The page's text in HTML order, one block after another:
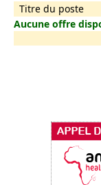
Titre du poste
Aucune offre